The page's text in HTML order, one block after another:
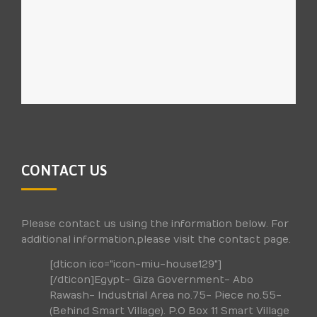
CONTACT US
Please contact us using the information below. For
additional information,please visit the contact page.
[dticon ico="icon-miu-house129"]
[/dticon]Egypt- Giza Government- Abo
Rawash- Industrial Area no.75- Piece no.55-
(Behind Smart Village). P.O Box 11 Smart Village